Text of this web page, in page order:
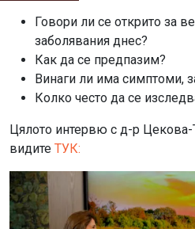
Говори ли се открито за
заболявания днес?
Как да се предпазим?
Винаги ли има симптоми,
Колко често да се
Цялото интервю с д-р
видите ТУК: